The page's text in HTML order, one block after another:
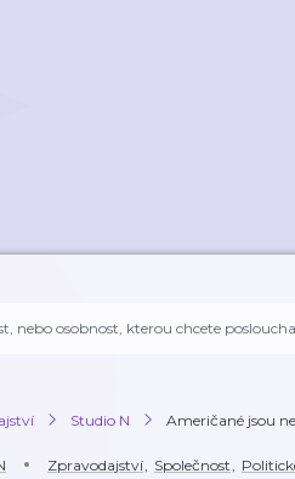
Studio N Američané jsou
Zpravodajství, Společnost,